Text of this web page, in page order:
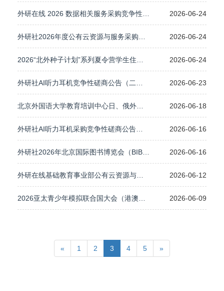
2026-06-24
2026-06-24
2026-06-24
2026-06-23
2026-06-18
2026-06-16
2026-06-16
2026-06-12
2026-06-09
« 1 2 3 4 5 »